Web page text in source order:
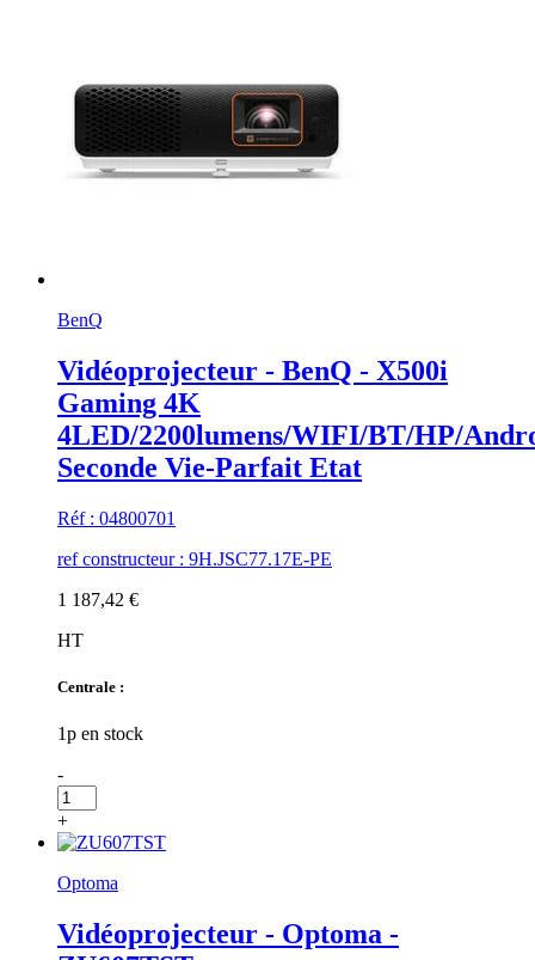
BenQ
Vidéoprojecteur - BenQ - X500i
Gaming 4K
4LED/2200lumens/WIFI/BT/HP/
Seconde Vie-Parfait Etat
Réf : 04800701
ref constructeur : 9H.JSC77.17E-PE
1 187,42 €
HT
Centrale :
1p en stock
-
+
Optoma
Vidéoprojecteur - Optoma -